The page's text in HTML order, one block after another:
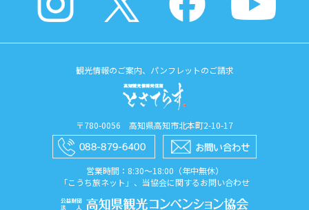
観光情報のご案内、パンフレットのご請求
〒780-0056 高知県高知市北本町2-10-17
営業時間：8:30〜18:00（年中無休）
「こうち旅ネット」、当協会に関するお問い合わせ